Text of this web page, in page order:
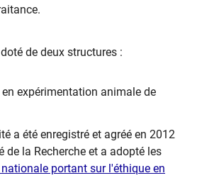
de deux structures :
expérimentation animale de
a été enregistré et agréé en 2012
de la Recherche et a adopté les
nationale portant sur l'éthique en